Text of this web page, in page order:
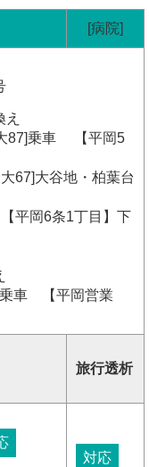
[病院]
87]乗車 【平岡5
67]大谷地・柏葉台
平岡6条1丁目】下
乗車 【平岡営業
旅行透析
対応